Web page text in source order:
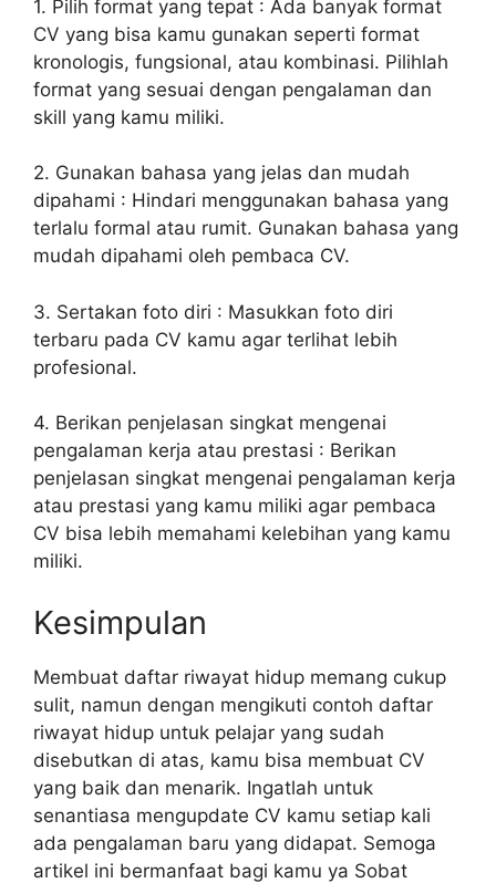
1. Pilih format yang tepat : Ada banyak format
CV yang bisa kamu gunakan seperti format
kronologis, fungsional, atau kombinasi. Pilihlah
format yang sesuai dengan pengalaman dan
skill yang kamu miliki.
2. Gunakan bahasa yang jelas dan mudah
dipahami : Hindari menggunakan bahasa yang
terlalu formal atau rumit. Gunakan bahasa yang
mudah dipahami oleh pembaca CV.
3. Sertakan foto diri : Masukkan foto diri
terbaru pada CV kamu agar terlihat lebih
profesional.
4. Berikan penjelasan singkat mengenai
pengalaman kerja atau prestasi : Berikan
penjelasan singkat mengenai pengalaman kerja
atau prestasi yang kamu miliki agar pembaca
CV bisa lebih memahami kelebihan yang kamu
miliki.
Kesimpulan
Membuat daftar riwayat hidup memang cukup
sulit, namun dengan mengikuti contoh daftar
riwayat hidup untuk pelajar yang sudah
disebutkan di atas, kamu bisa membuat CV
yang baik dan menarik. Ingatlah untuk
senantiasa mengupdate CV kamu setiap kali
ada pengalaman baru yang didapat. Semoga
artikel ini bermanfaat bagi kamu ya Sobat